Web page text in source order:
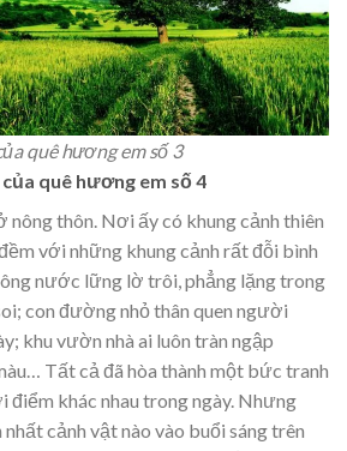
quê hương em số 3
quê hương em số 4
nông thôn. Nơi ấy có khung cảnh thiên
với những khung cảnh rất đỗi bình
nước lững lờ trôi, phẳng lặng trong
con đường nhỏ thân quen người
khu vườn nhà ai luôn tràn ngập
Tất cả đã hòa thành một bức tranh
khác nhau trong ngày. Nhưng
nhất cảnh vật nào vào buổi sáng trên